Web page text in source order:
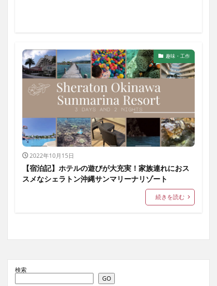
趣味・工作
2022年10月15日
【宿泊記】ホテルの遊びが大充実！家族連れにおス
スメなシェラトン沖縄サンマリーナリゾート
続きを読む
検索
GO